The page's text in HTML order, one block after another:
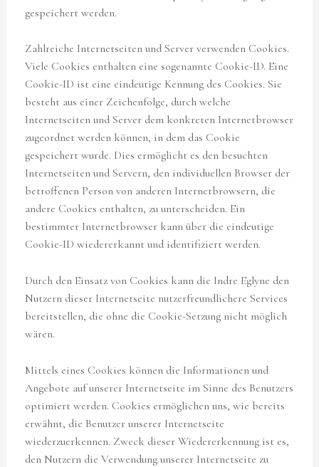
gespeichert werden.
Zahlreiche Internetseiten und Server verwenden Cookies.
Viele Cookies enthalten eine sogenannte Cookie-ID. Eine
Cookie-ID ist eine eindeutige Kennung des Cookies. Sie
besteht aus einer Zeichenfolge, durch welche
Internetseiten und Server dem konkreten Internetbrowser
zugeordnet werden können, in dem das Cookie
gespeichert wurde. Dies ermöglicht es den besuchten
Internetseiten und Servern, den individuellen Browser der
betroffenen Person von anderen Internetbrowsern, die
andere Cookies enthalten, zu unterscheiden. Ein
bestimmter Internetbrowser kann über die eindeutige
Cookie-ID wiedererkannt und identifiziert werden.
Durch den Einsatz von Cookies kann die Indre Eglyne den
Nutzern dieser Internetseite nutzerfreundlichere Services
bereitstellen, die ohne die Cookie-Setzung nicht möglich
wären.
Mittels eines Cookies können die Informationen und
Angebote auf unserer Internetseite im Sinne des Benutzers
optimiert werden. Cookies ermöglichen uns, wie bereits
erwähnt, die Benutzer unserer Internetseite
wiederzuerkennen. Zweck dieser Wiedererkennung ist es,
den Nutzern die Verwendung unserer Internetseite zu